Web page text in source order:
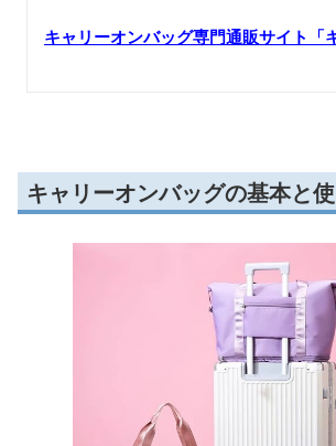
キャリーオンバッグ専門通販サイト「
キャリーオンバッグの基本と